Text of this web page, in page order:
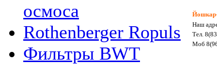
осмоса
Rothenberger Ropuls
Фильтры BWT
Наш
Тел.
Моб